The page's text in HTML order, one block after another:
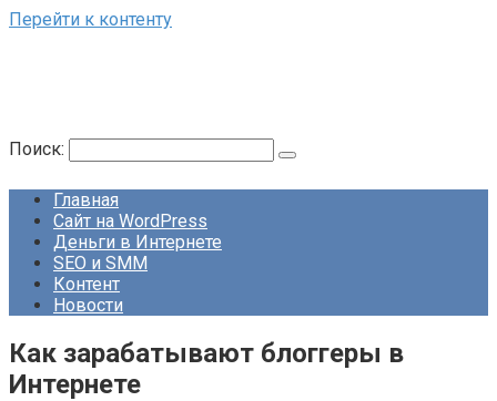
Перейти к контенту
Поиск:
Главная
Сайт на WordPress
Деньги в Интернете
SEO и SMM
Контент
Новости
Как зарабатывают блоггеры в
Интернете